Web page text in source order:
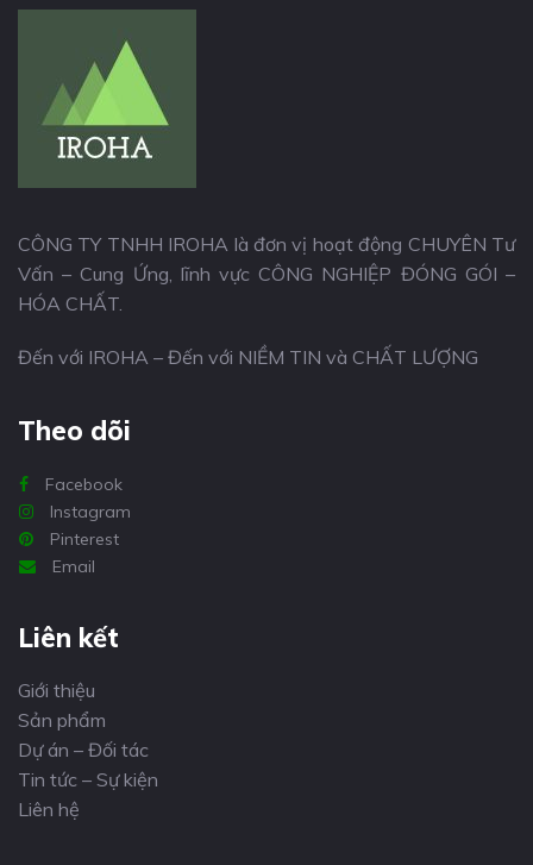
CÔNG TY TNHH IROHA là đơn vị hoạt động CHUYÊN Tư
Vấn – Cung Ứng, lĩnh vực CÔNG NGHIỆP ĐÓNG GÓI –
HÓA CHẤT.
Đến với IROHA – Đến với NIỀM TIN và CHẤT LƯỢNG
Theo dõi
Facebook
Instagram
Pinterest
Email
Liên kết
Giới thiệu
Sản phẩm
Dự án – Đối tác
Tin tức – Sự kiện
Liên hệ